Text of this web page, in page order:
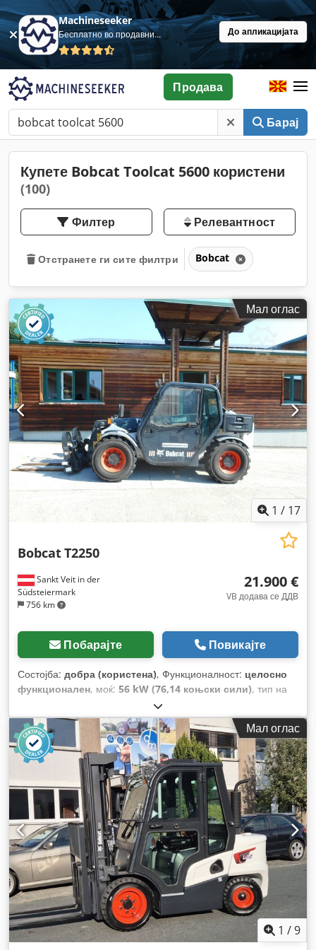
Machineseeker
Бесплатно во продавница До апликацијата
Барај
Продава
Купете Bobcat Toolcat 5600 користени
(100)
Филтер Релевантност
Отстранете ги сите филтри Bobcat
Мал оглас
1 / 17
Sankt Veit in der
Südsteiermark
756 km
BobcatT2250
21.900 €
VB додава се ДДВ
Побарајте Повикајте
Состојба: добра (користена), Функционалност: целосно
функционален, моќ: 56 kW (76,14 коњски сили), тип на
, тип на гориво:
2.200 kg/m, Година на изградба:2008, работни часови:
4.871 h, Опрема:кабина, палетни виљушки, Мал оглас
1 /9